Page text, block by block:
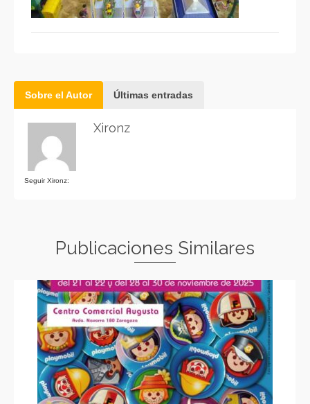
Sobre el Autor Últimas entradas
Seguir Xironz:
Xironz
Publicaciones Similares